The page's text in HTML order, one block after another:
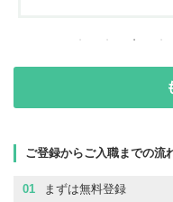
ご登録からご入職までの流
01 まずは無料登録